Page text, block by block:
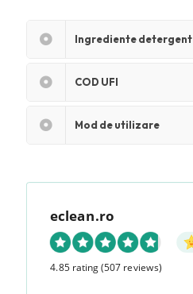
Ingrediente detergent
COD UFI
Mod de utilizare
eclean.ro
4.85 rating(507 reviews)